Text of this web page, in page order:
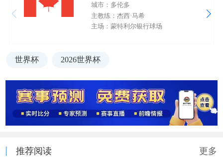
城市：多伦多
主教练：杰西·马希
主场：蒙特利尔银行球场
世界杯 2026世界杯
推荐阅读 更多